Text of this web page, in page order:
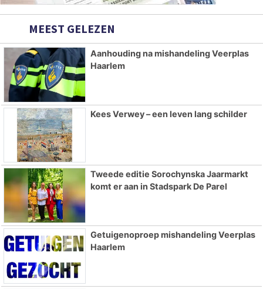
MEEST GELEZEN
Aanhouding na mishandeling Veerplas
Haarlem
Kees Verwey – een leven lang schilder
Tweede editie Sorochynska Jaarmarkt
komt er aan in Stadspark De Parel
Getuigenoproep mishandeling Veerplas
Haarlem